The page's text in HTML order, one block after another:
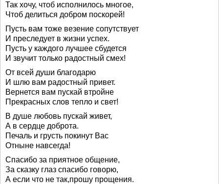
Так хочу, чтоб исполнилось многое,
Чтоб делиться добром поскорей!
Пусть вам тоже везение сопутствует
И преследует в жизни успех.
Пусть у каждого лучшее сбудется
И звучит только радостный смех!
От всей души благодарю
И шлю вам радостный привет.
Вернется вам пускай втройне
Прекрасных слов тепло и свет!
В душе любовь пускай живет,
А в сердце доброта.
Печаль и грусть покинут Вас
Отныне навсегда!
Спасибо за приятное общение,
За сказку глаз спасибо говорю,
А если что не так,прошу прощения.